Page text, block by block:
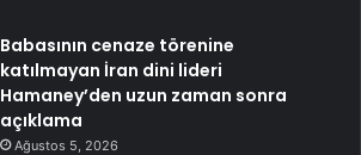
Babasının cenaze törenine
katılmayan İran dini lideri
Hamaney’den uzun zaman sonra
açıklama
Ağustos 5, 2026